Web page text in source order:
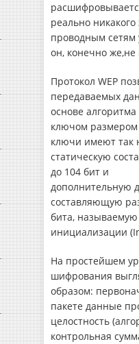
реально
проводным сетям
он, конечно же,не
Протокол WEP
передаваемых
основе алгоритма
ключом
ключи имеют так
статическую
до 104 бит и
дополнительную
составляющую
бита,
инициализации
На простейшем
шифрования
образом:
пакете данные
целостность
контрольная